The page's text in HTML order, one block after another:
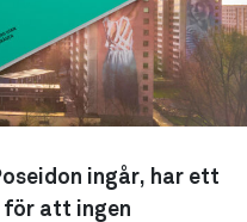
ingår, har ett
att ingen